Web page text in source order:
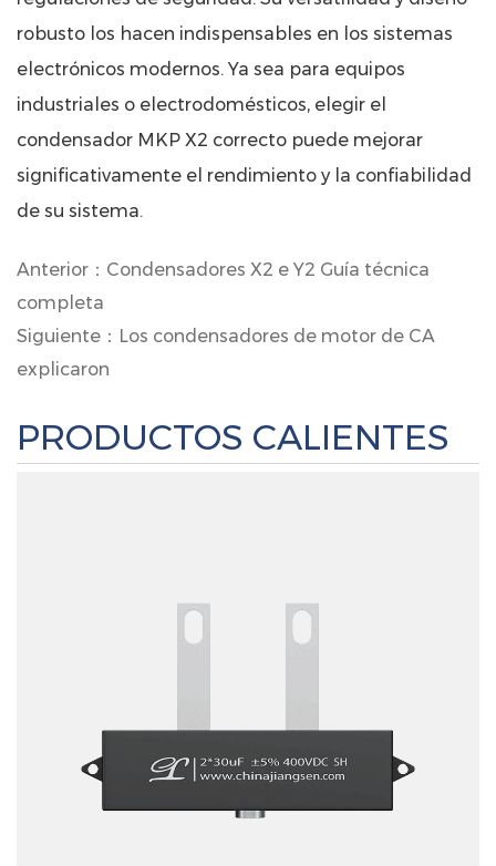
robusto los hacen indispensables en los sistemas
electrónicos modernos. Ya sea para equipos
industriales o electrodomésticos, elegir el
condensador MKP X2 correcto puede mejorar
significativamente el rendimiento y la confiabilidad
de su sistema.
Anterior：Condensadores X2 e Y2 Guía técnica
completa
Siguiente：Los condensadores de motor de CA
explicaron
PRODUCTOS CALIENTES